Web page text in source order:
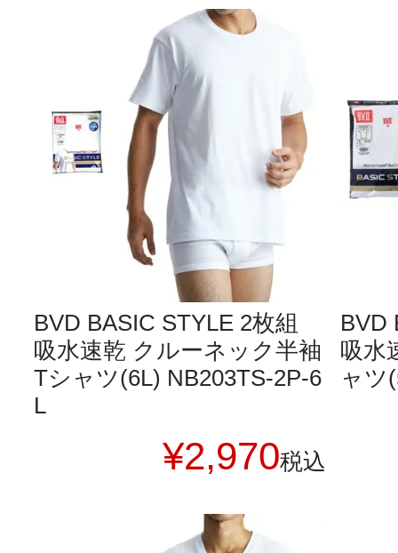
BVD BASIC STYLE 2枚組
吸水速乾 クルーネック半袖
Tシャツ(6L) NB203TS-2P-6
L
¥2,970税込
BVD
吸水
ャツ